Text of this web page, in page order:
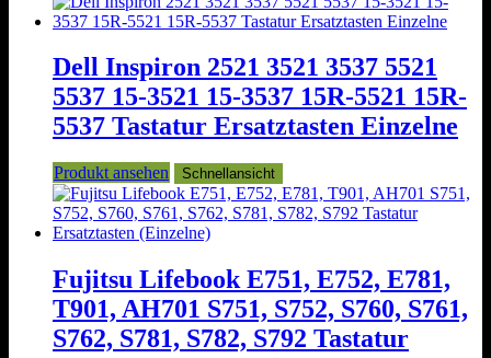
Dell Inspiron 2521 3521 3537 5521
5537 15-3521 15-3537 15R-5521 15R-
5537 Tastatur Ersatztasten Einzelne
Produkt ansehen Schnellansicht
Fujitsu Lifebook E751, E752, E781,
T901, AH701 S751, S752, S760, S761,
S762, S781, S782, S792 Tastatur